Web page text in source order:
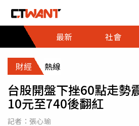
最新
社會
財經 熱線
台股開盤下挫60點走
10元至740後翻紅
記者： 張心瑜